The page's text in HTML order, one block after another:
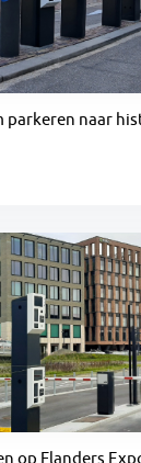
parkeren naar
op Flanders